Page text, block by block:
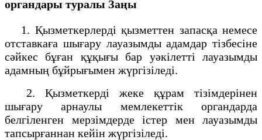
органдары туралы Заңы
1. Қызметкерлерді қызметтен запасқа немесе
отставкаға шығару лауазымды адамдар тізбесіне
сәйкес бұған құқығы бар уәкілетті лауазымды
адамның бұйрығымен жүргізіледі.
2. Қызметкерді жеке құрам тізімдерінен
шығару арнаулы мемлекеттік органдарда
белгіленген мерзімдерде істер мен лауазымды
тапсырғаннан кейін жүргізіледі.